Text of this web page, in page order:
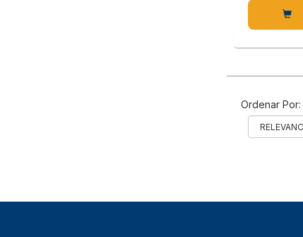
Ordenar Por: